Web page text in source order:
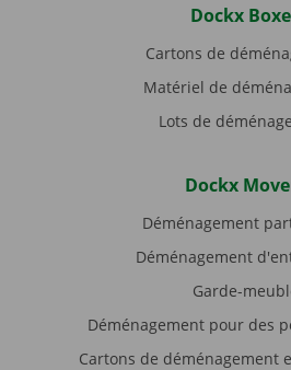
Dockx
Cartons de
Matériel de
Lots de
Dockx
Déménagement
Déménagement
Garde-
Déménagement pour des
Cartons de déménagement